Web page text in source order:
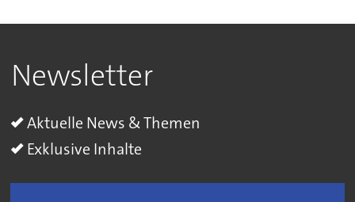
Newsletter
Aktuelle News & Themen
Exklusive Inhalte